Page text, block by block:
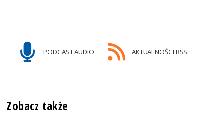
PODCAST AUDIO AKTUALNOŚCI RSS
Zobacz także